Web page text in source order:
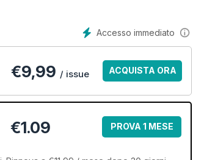
Accesso immediato
€9,99 / issue ACQUISTA ORA
€1.09 PROVA 1 MESE